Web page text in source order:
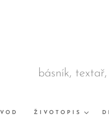
básník,
ŽIVOTOPIS